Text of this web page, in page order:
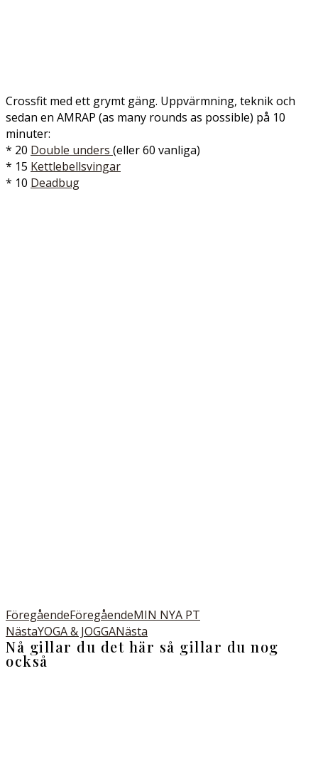
Crossfit med ett grymt gäng. Uppvärmning, teknik och
sedan en AMRAP (as many rounds as possible) på 10
minuter:
* 20 Double unders (eller 60 vanliga)
* 15 Kettlebellsvingar
* 10 Deadbug
FöregåendeFöregåendeMIN NYA PT
NästaYOGA & JOGGANästa
Nå gillar du det här så gillar du nog
också